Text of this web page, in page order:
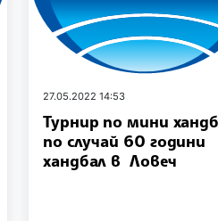
27.05.2022 14:53
Турнир по мини
по случай 60 години
хандбал в Ловеч